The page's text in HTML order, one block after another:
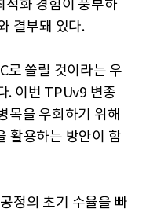
적화 경험이 풍부하
결부돼 있다.
로 쏠릴 것이라는 우
. 이번 TPUv9 변종
목을 우회하기 위해
활용하는 방안이 함
정의 초기 수율을 빠